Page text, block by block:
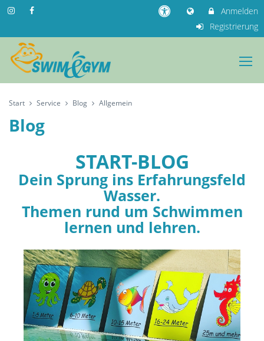
Anmelden
Registrierung
Start Service Blog Allgemein
Blog
START-BLOG
Dein Sprung ins Erfahrungsfeld
Wasser.
Themen rund um Schwimmen
lernen und lehren.